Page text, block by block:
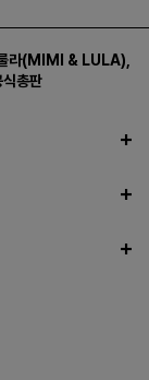
라(MIMI & LULA)
총판